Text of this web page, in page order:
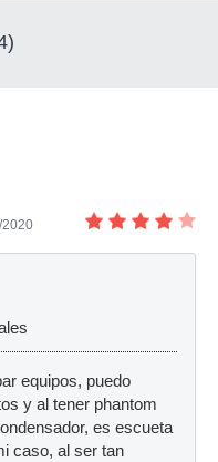
equipos, puedo
y al tener phantom
es escueta
caso, al ser tan